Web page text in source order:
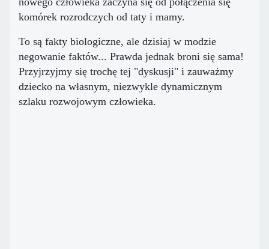
komórek rozrodczych od taty i mamy.
To są fakty biologiczne, ale dzisiaj w modzie
negowanie faktów... Prawda jednak broni się sama!
Przyjrzyjmy się trochę tej "dyskusji" i zauważmy
dziecko na własnym, niezwykle dynamicznym
szlaku rozwojowym człowieka.